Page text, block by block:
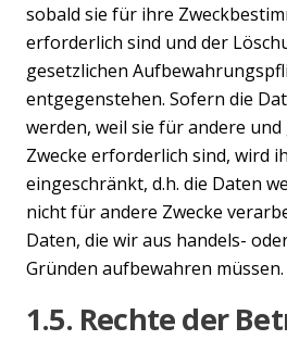
sobald sie für ihre
erforderlich sind und der
gesetzlichen
entgegenstehen. Sofern die
werden, weil sie für andere
Zwecke erforderlich sind, wird
eingeschränkt, d.h. die Daten
nicht für andere Zwecke
Daten, die wir aus handels-
Gründen aufbewahren müssen.
1.5. Rechte der